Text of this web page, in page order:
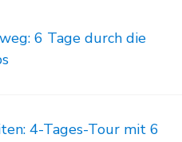
6 Tage durch die
4-Tages-Tour mit 6